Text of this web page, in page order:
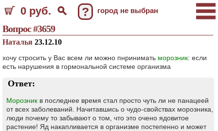
0 руб. ? город не выбран
Вопрос #3659
Наталья 23.12.10
хочу стросить у Вас всем ли можно пнринимать морозник: если
есть нарушения в гормональной системе организма
Ответ:
Морозник в последнее время стал просто чуть ли не панацеей
от всех заболеваний. Начитавшись о чудо-свойствах морозника,
люди почему то забывают о том, что это очено ядовитое
растение! Яд накапливается в организме постепенно и может